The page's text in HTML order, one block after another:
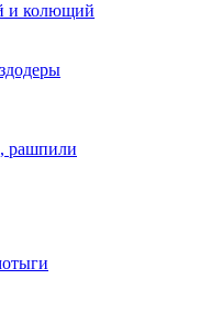
и колющий
рашпили